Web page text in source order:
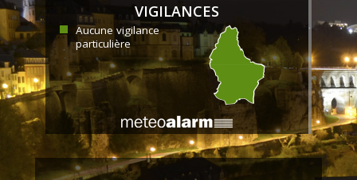
VIGILANCES
Aucune vigilance
particulière